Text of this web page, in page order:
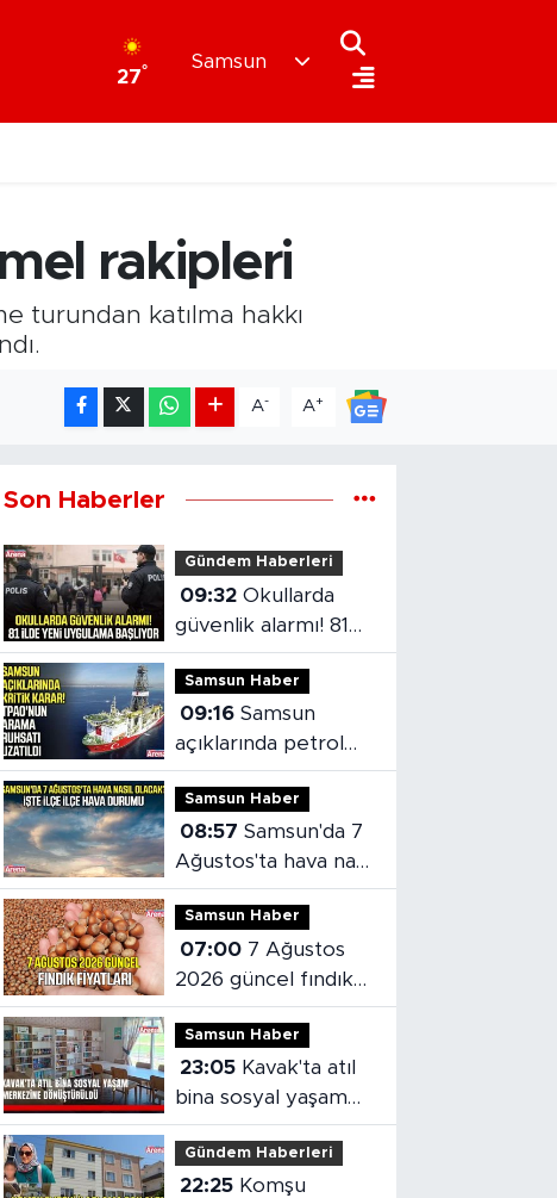
27°
Samsun
rakipleri
turundan katılma hakkı
A- A+
Son Haberler
Gündem Haberleri
09:32 Okullarda
güvenlik alarmı! 81
ilde yeni uygulama
başlıyor
Samsun Haber
09:16 Samsun
açıklarında petrol
aramaları devam
edecek!
Samsun Haber
08:57 Samsun'da 7
Ağustos'ta hava nasıl
olacak?
Samsun Haber
07:00
2026 güncel fındık
fiyatları
Samsun Haber
23:05
bina sosyal yaşam
merkezine
dönüştürüldü
Gündem Haberleri
22:25